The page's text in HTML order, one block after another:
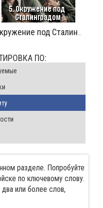
ПО:
разделе. Попробуйте
по ключевому слову.
два или более слов,